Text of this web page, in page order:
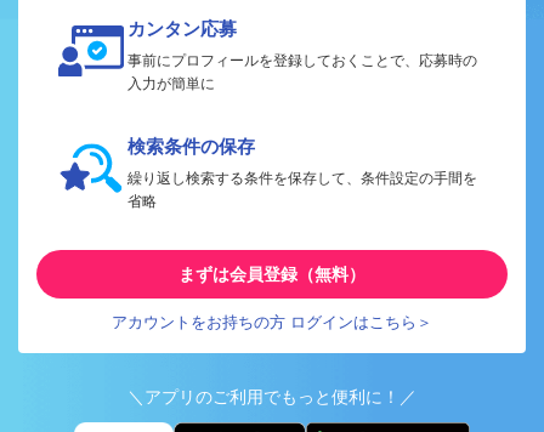
カンタン応募
事前にプロフィールを登録しておくことで、応募時の
入力が簡単に
検索条件の保存
繰り返し検索する条件を保存して、条件設定の手間を
省略
まずは会員登録（無料）
アカウントをお持ちの方 ログインはこちら＞
＼アプリのご利用でもっと便利に！／